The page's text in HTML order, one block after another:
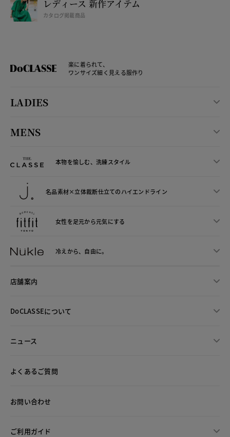
レディース 新作アイテム
カタログ掲載商品
楽に着られて、
ワンサイズ細く見える服作り
LADIES
MENS
本物を愉しむ、洗練スタイル
名品素材×立体裁断仕立てのハイエンドライン
女性を足元から元気にする
冷えから、 自由に。
店舗案内
DoCLASSEについて
ニュース
よくあるご質問
お問い合わせ
ご利用ガイド